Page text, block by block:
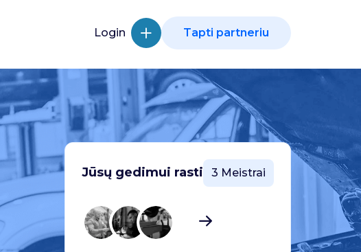
Login Tapti partneriu
Jūsų gedimui rasti 3 Meistrai